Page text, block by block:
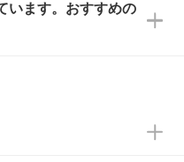
タッフ宛にメール
に関する詳細は、
、担当スタッフが
軽にご相談くださ
。
います。おすすめの
タッフがお客様の
し、印刷色をご提